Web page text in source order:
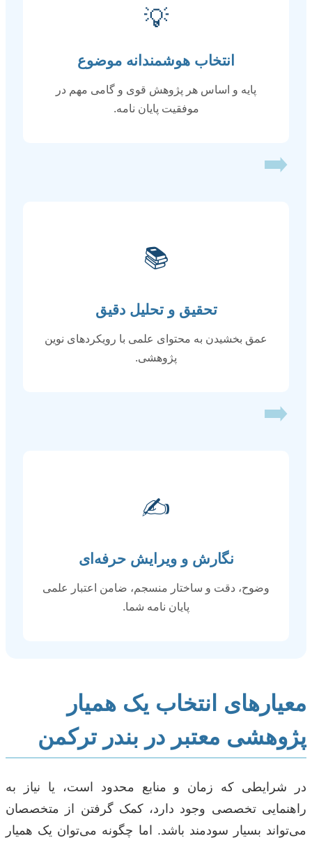
💡
انتخاب هوشمندانه موضوع
پایه و اساس هر پژوهش قوی و گامی مهم در
موفقیت پایان نامه.
➡️
📚
تحقیق و تحلیل دقیق
عمق بخشیدن به محتوای علمی با رویکردهای نوین
پژوهشی.
➡️
✍️
نگارش و ویرایش حرفه‌ای
وضوح، دقت و ساختار منسجم، ضامن اعتبار علمی
پایان نامه شما.
معیارهای انتخاب یک همیار
پژوهشی معتبر در بندر ترکمن
در شرایطی که زمان و منابع محدود است، یا نیاز به
راهنمایی تخصصی وجود دارد، کمک گرفتن از متخصصان
می‌تواند بسیار سودمند باشد. اما چگونه می‌توان یک همیار